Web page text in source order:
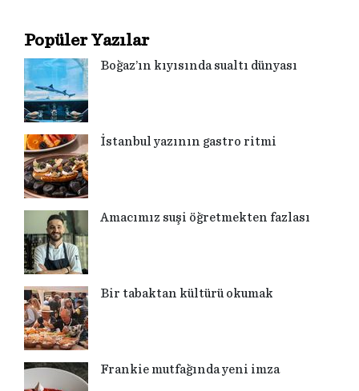
Popüler Yazılar
Boğaz’ın kıyısında sualtı dünyası
İstanbul yazının gastro ritmi
Amacımız suşi öğretmekten fazlası
Bir tabaktan kültürü okumak
Frankie mutfağında yeni imza